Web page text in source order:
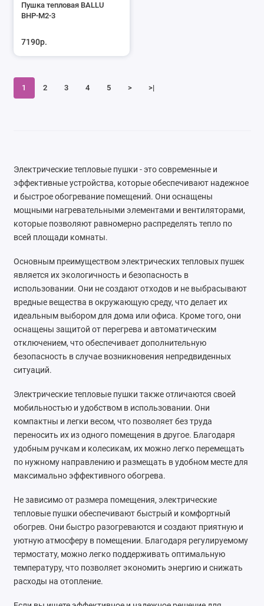
Пушка тепловая BALLU
BHP-M2-3
7190р.
1 2 3 4 5 > >|
Электрические тепловые пушки - это современные и
эффективные устройства, которые обеспечивают надежное
и быстрое обогревание помещений. Они оснащены
мощными нагревательными элементами и вентиляторами,
которые позволяют равномерно распределять тепло по
всей площади комнаты.
Основным преимуществом электрических тепловых пушек
является их экологичность и безопасность в
использовании. Они не создают отходов и не выбрасывают
вредные вещества в окружающую среду, что делает их
идеальным выбором для дома или офиса. Кроме того, они
оснащены защитой от перегрева и автоматическим
отключением, что обеспечивает дополнительную
безопасность в случае возникновения непредвиденных
ситуаций.
Электрические тепловые пушки также отличаются своей
мобильностью и удобством в использовании. Они
компактны и легки весом, что позволяет без труда
переносить их из одного помещения в другое. Благодаря
удобным ручкам и колесикам, их можно легко перемещать
по нужному направлению и размещать в удобном месте для
максимально эффективного обогрева.
Не зависимо от размера помещения, электрические
тепловые пушки обеспечивают быстрый и комфортный
обогрев. Они быстро разогреваются и создают приятную и
уютную атмосферу в помещении. Благодаря регулируемому
термостату, можно легко поддерживать оптимальную
температуру, что позволяет экономить энергию и снижать
расходы на отопление.